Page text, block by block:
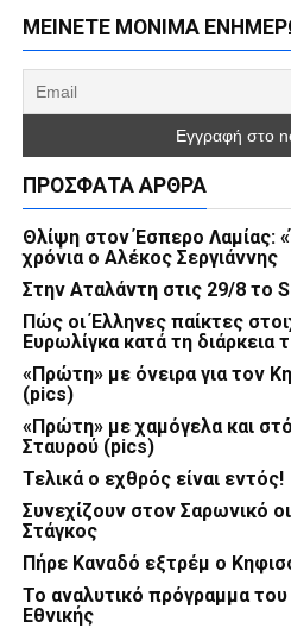
ΜΕΊΝΕΤΕ ΜΌΝΙΜΑ
ΠΡΌΣΦΑΤΑ ΆΡΘΡΑ
Θλίψη στον Έσπερο Λαμίας:
χρόνια ο Αλέκος Σεργιάννης
Στην Αταλάντη στις 29/8 το
Πώς οι Έλληνες παίκτες
Ευρωλίγκα κατά τη διάρκεια
«Πρώτη» με όνειρα για τον
(pics)
«Πρώτη» με χαμόγελα και
Σταυρού (pics)
Τελικά ο εχθρός είναι εντός!
Συνεχίζουν στον Σαρωνικό
Στάγκος
Πήρε Καναδό εξτρέμ ο
Το αναλυτικό πρόγραμμα του
Εθνικής